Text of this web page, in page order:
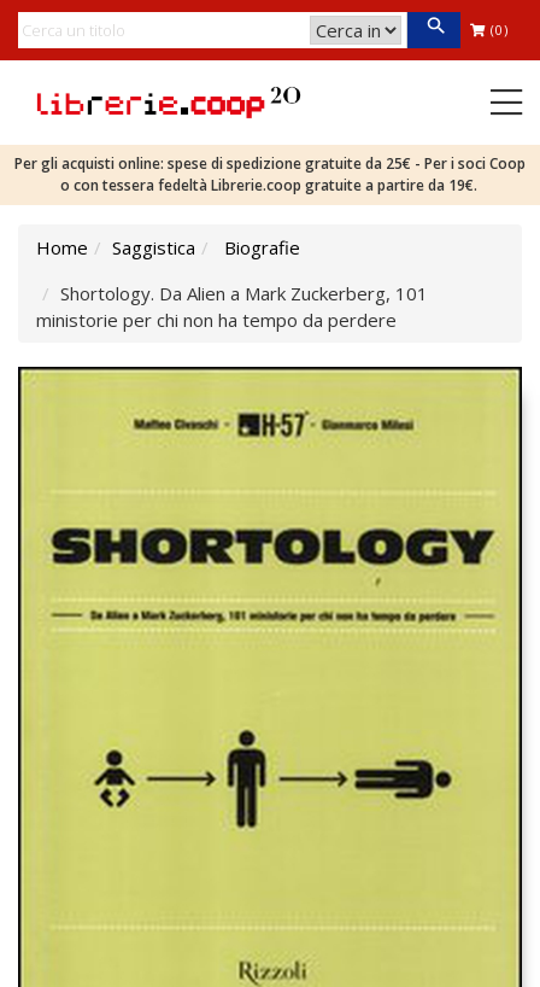
(0)
Per gli acquisti online: spese di spedizione gratuite da 25€ - Per i soci Coop
o con tessera fedeltà Librerie.coop gratuite a partire da 19€.
Home Saggistica
Biografie
Shortology. Da Alien a Mark Zuckerberg, 101
ministorie per chi non ha tempo da perdere